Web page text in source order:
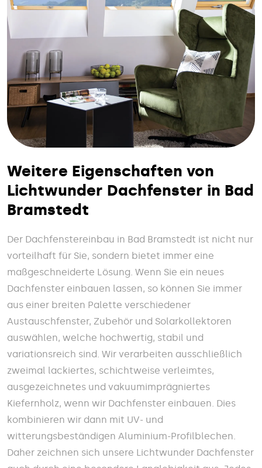
Weitere Eigenschaften von
Lichtwunder Dachfenster in Bad
Bramstedt
Der Dachfenstereinbau in Bad Bramstedt ist nicht nur
vorteilhaft für Sie, sondern bietet immer eine
maßgeschneiderte Lösung. Wenn Sie ein neues
Dachfenster einbauen lassen, so können Sie immer
aus einer breiten Palette verschiedener
Austauschfenster, Zubehör und Solarkollektoren
auswählen, welche hochwertig, stabil und
variationsreich sind. Wir verarbeiten ausschließlich
zweimal lackiertes, schichtweise verleimtes,
ausgezeichnetes und vakuumimprägniertes
Kiefernholz, wenn wir Dachfenster einbauen. Dies
kombinieren wir dann mit UV- und
witterungsbeständigen Aluminium-Profilblechen.
Daher zeichnen sich unsere Lichtwunder Dachfenster